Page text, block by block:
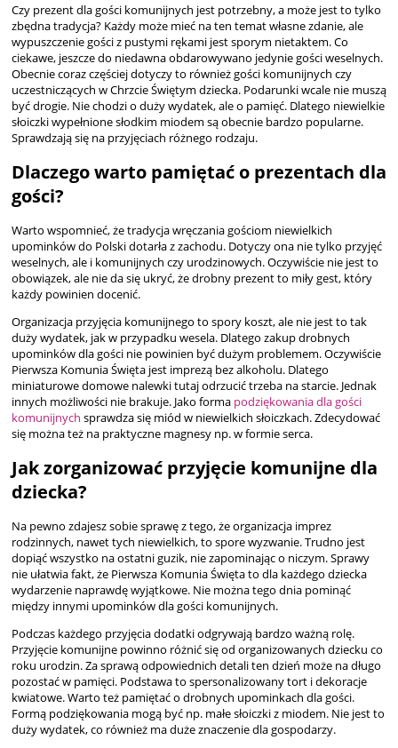
Czy prezent dla gości komunijnych jest potrzebny, a może jest to tylko
zbędna tradycja? Każdy może mieć na ten temat własne zdanie, ale
wypuszczenie gości z pustymi rękami jest sporym nietaktem. Co
ciekawe, jeszcze do niedawna obdarowywano jedynie gości weselnych.
Obecnie coraz częściej dotyczy to również gości komunijnych czy
uczestniczących w Chrzcie Świętym dziecka. Podarunki wcale nie muszą
być drogie. Nie chodzi o duży wydatek, ale o pamięć. Dlatego niewielkie
słoiczki wypełnione słodkim miodem są obecnie bardzo popularne.
Sprawdzają się na przyjęciach różnego rodzaju.
Dlaczego warto pamiętać o prezentach dla
gości?
Warto wspomnieć, że tradycja wręczania gościom niewielkich
upominków do Polski dotarła z zachodu. Dotyczy ona nie tylko przyjęć
weselnych, ale i komunijnych czy urodzinowych. Oczywiście nie jest to
obowiązek, ale nie da się ukryć, że drobny prezent to miły gest, który
każdy powinien docenić.
Organizacja przyjęcia komunijnego to spory koszt, ale nie jest to tak
duży wydatek, jak w przypadku wesela. Dlatego zakup drobnych
upominków dla gości nie powinien być dużym problemem. Oczywiście
Pierwsza Komunia Święta jest imprezą bez alkoholu. Dlatego
miniaturowe domowe nalewki tutaj odrzucić trzeba na starcie. Jednak
innych możliwości nie brakuje. Jako forma podziękowania dla gości
komunijnych sprawdza się miód w niewielkich słoiczkach. Zdecydować
się można też na praktyczne magnesy np. w formie serca.
Jak zorganizować przyjęcie komunijne dla
dziecka?
Na pewno zdajesz sobie sprawę z tego, że organizacja imprez
rodzinnych, nawet tych niewielkich, to spore wyzwanie. Trudno jest
dopiąć wszystko na ostatni guzik, nie zapominając o niczym. Sprawy
nie ułatwia fakt, że Pierwsza Komunia Święta to dla każdego dziecka
wydarzenie naprawdę wyjątkowe. Nie można tego dnia pominąć
między innymi upominków dla gości komunijnych.
Podczas każdego przyjęcia dodatki odgrywają bardzo ważną rolę.
Przyjęcie komunijne powinno różnić się od organizowanych dziecku co
roku urodzin. Za sprawą odpowiednich detali ten dzień może na długo
pozostać w pamięci. Podstawa to spersonalizowany tort i dekoracje
kwiatowe. Warto też pamiętać o drobnych upominkach dla gości.
Formą podziękowania mogą być np. małe słoiczki z miodem. Nie jest to
duży wydatek, co również ma duże znaczenie dla gospodarzy.